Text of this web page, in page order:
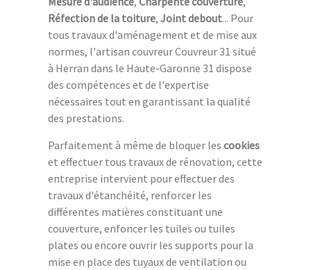
Réfection de la toiture, Joint debout... Pour
tous travaux d'aménagement et de mise aux
normes, l'artisan couvreur Couvreur 31 situé
à Herran dans le Haute-Garonne 31 dispose
des compétences et de l'expertise
nécessaires tout en garantissant la qualité
des prestations.
Parfaitement à même de bloquer les cookies
et effectuer tous travaux de rénovation, cette
entreprise intervient pour effectuer des
travaux d'étanchéité, renforcer les
différentes matières constituant une
couverture, enfoncer les tuiles ou tuiles
plates ou encore ouvrir les supports pour la
mise en place des tuyaux de ventilation ou